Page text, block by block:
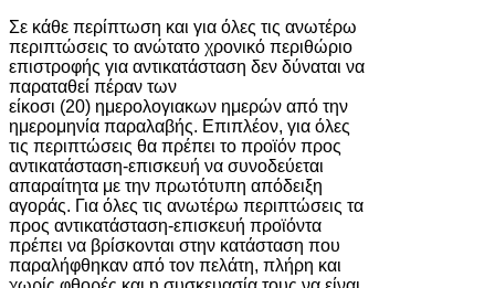
Σε κάθε περίπτωση και για όλες τις ανωτέρω
περιπτώσεις το ανώτατο χρονικό περιθώριο
επιστροφής για αντικατάσταση δεν δύναται να
παραταθεί πέραν των
είκοσι (20) ημερολογιακων ημερών από την
ημερομηνία παραλαβής. Επιπλέον, για όλες
τις περιπτώσεις θα πρέπει το προϊόν προς
αντικατάσταση-επισκευή να συνοδεύεται
απαραίτητα με την πρωτότυπη απόδειξη
αγοράς. Για όλες τις ανωτέρω περιπτώσεις τα
προς αντικατάσταση-επισκευή προϊόντα
πρέπει να βρίσκονται στην κατάσταση που
παραλήφθηκαν από τον πελάτη, πλήρη και